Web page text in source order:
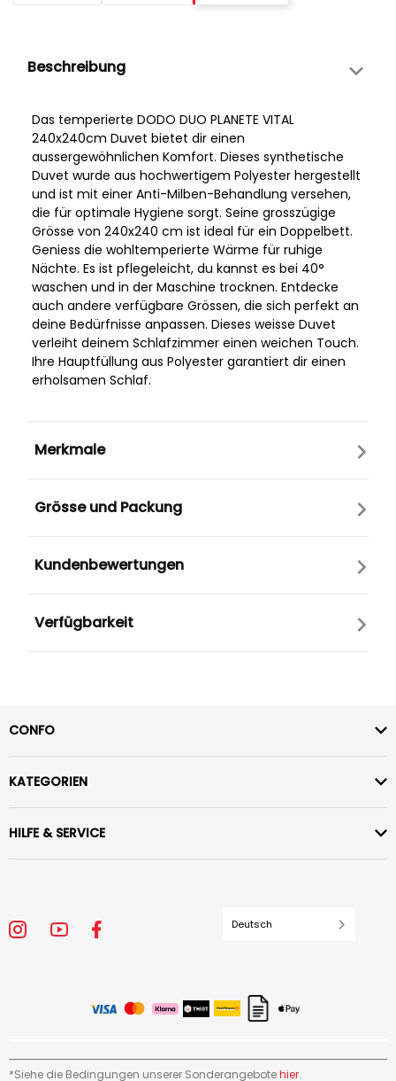
Beschreibung
Das temperierte DODO DUO PLANETE VITAL
240x240cm Duvet bietet dir einen
aussergewöhnlichen Komfort. Dieses synthetische
Duvet wurde aus hochwertigem Polyester hergestellt
und ist mit einer Anti-Milben-Behandlung versehen,
die für optimale Hygiene sorgt. Seine grosszügige
Grösse von 240x240 cm ist ideal für ein Doppelbett.
Geniess die wohltemperierte Wärme für ruhige
Nächte. Es ist pflegeleicht, du kannst es bei 40°
waschen und in der Maschine trocknen. Entdecke
auch andere verfügbare Grössen, die sich perfekt an
deine Bedürfnisse anpassen. Dieses weisse Duvet
verleiht deinem Schlafzimmer einen weichen Touch.
Ihre Hauptfüllung aus Polyester garantiert dir einen
erholsamen Schlaf.
Merkmale
Grösse und Packung
Kundenbewertungen
Verfügbarkeit
CONFO
KATEGORIEN
HILFE & SERVICE
Deutsch
*Siehe die Bedingungen unserer Sonderangebotehier.